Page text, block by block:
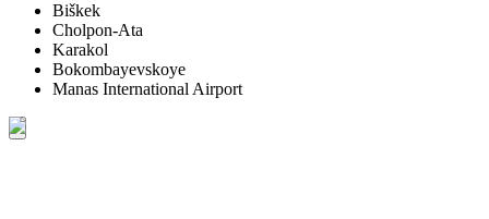
Biškek
Cholpon-Ata
Karakol
Bokombayevskoye
Manas International Airport